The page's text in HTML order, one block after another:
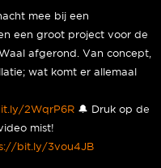
mee bij een
een groot project voor de
afgerond. Van concept,
wat komt er allemaal
2WqrP6R 🔔 Druk op de
mist!
bit.ly/3vou4JB